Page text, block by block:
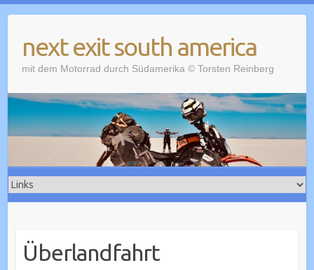
contentnext exit south america
mit dem Motorrad durch Südamerika © Torsten Reinberg
Überlandfahrt